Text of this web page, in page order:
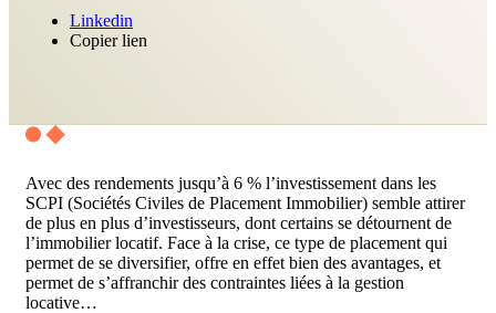
Linkedin
Copier lien
Avec des rendements jusqu’à 6 % l’investissement dans les
SCPI (Sociétés Civiles de Placement Immobilier) semble attirer
de plus en plus d’investisseurs, dont certains se détournent de
l’immobilier locatif. Face à la crise, ce type de placement qui
permet de se diversifier, offre en effet bien des avantages, et
permet de s’affranchir des contraintes liées à la gestion
locative…